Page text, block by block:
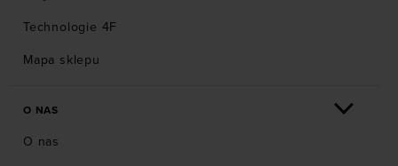
Technologie 4F
Mapa sklepu
O NAS
O nas